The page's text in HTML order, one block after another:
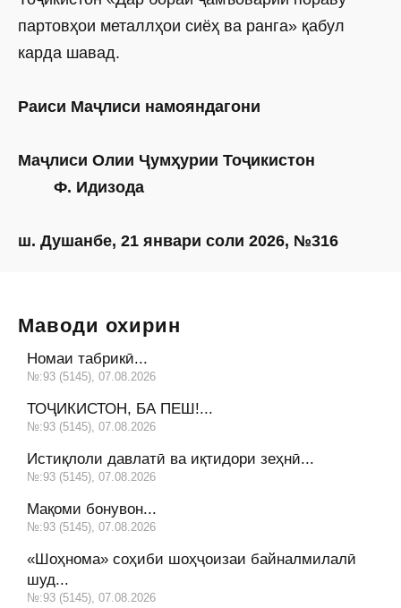
партовҳои металлҳои сиёҳ ва ранга» қабул
карда шавад.
Раиси Маҷлиси намояндагони
Маҷлиси Олии Ҷумҳурии Тоҷикистон
Ф. Идизода
ш. Душанбе, 21 январи соли 2026, №316
Маводи охирин
Номаи табрикӣ...
№:93 (5145), 07.08.2026
ТОҶИКИСТОН, БА ПЕШ!...
№:93 (5145), 07.08.2026
Истиқлоли давлатӣ ва иқтидори зеҳнӣ...
№:93 (5145), 07.08.2026
Мақоми бонувон...
№:93 (5145), 07.08.2026
«Шоҳнома» соҳиби шоҳҷоизаи байналмилалӣ
шуд...
№:93 (5145), 07.08.2026